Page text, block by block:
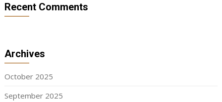
Recent Comments
Archives
October 2025
September 2025